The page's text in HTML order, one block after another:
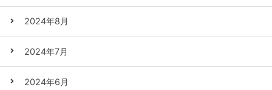
2024年8月
2024年7月
2024年6月